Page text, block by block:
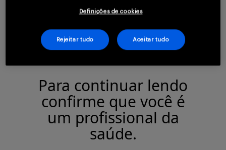
Cadastrar
Para continuar lendo
confirme que você é
um profissional da
saúde.
Definições de cookies
Rejeitar tudo Aceitar tudo